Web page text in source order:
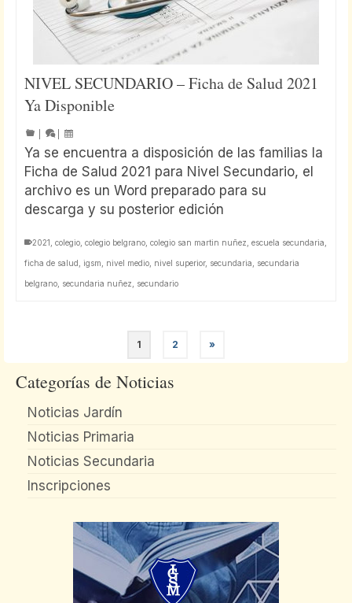
NIVEL SECUNDARIO – Ficha de Salud 2021
Ya Disponible
Ya se encuentra a disposición de las familias la
Ficha de Salud 2021 para Nivel Secundario, el
archivo es un Word preparado para su
descarga y su posterior edición
2021 colegio colegio belgrano colegio san martin nuñez escuela secundaria
ficha de salud igsm nivel medio nivel superior, secundaria secundaria
belgrano secundaria nuñez secundario
1 2 »
Categorías de Noticias
Noticias Jardín
Noticias Primaria
Noticias Secundaria
Inscripciones